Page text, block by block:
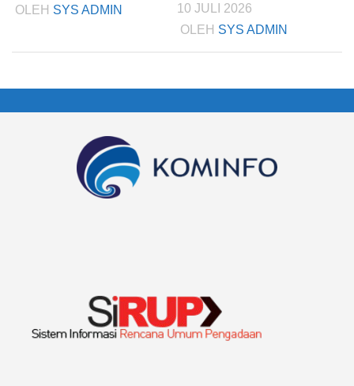
OLEH SYS ADMIN
10 JULI 2026
OLEH SYS ADMIN